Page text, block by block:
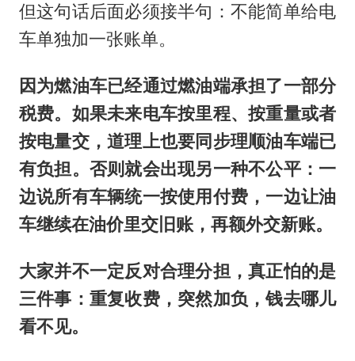
但这句话后面必须接半句：不能简单给电
车单独加一张账单。
因为燃油车已经通过燃油端承担了一部分
税费。如果未来电车按里程、按重量或者
按电量交，道理上也要同步理顺油车端已
有负担。否则就会出现另一种不公平：一
边说所有车辆统一按使用付费，一边让油
车继续在油价里交旧账，再额外交新账。
大家并不一定反对合理分担，真正怕的是
三件事：重复收费，突然加负，钱去哪儿
看不见。